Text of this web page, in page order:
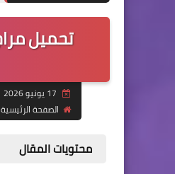
الصفحة الرئيسية
محتويات المقال